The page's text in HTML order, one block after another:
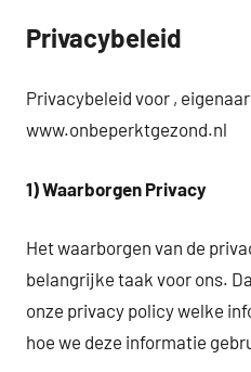
Privacybeleid
Privacybeleid voor ,
www.onbeperktgezond.nl
1) Waarborgen Privacy
Het waarborgen van de
belangrijke taak voor ons.
onze privacy policy welke
hoe we deze informatie